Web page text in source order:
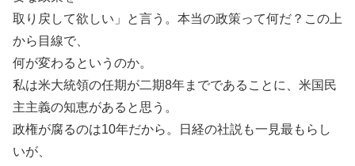
取り戻して欲しい」と言う。本当の政策って何だ？この上
から目線で、
何が変わるというのか。
私は米大統領の任期が二期8年までであることに、米国民
主主義の知恵があると思う。
政権が腐るのは10年だから。日経の社説も一見最もらし
いが、